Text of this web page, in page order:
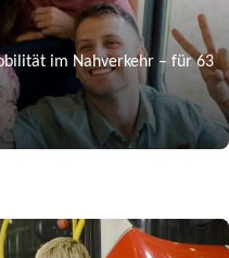
im Nahverkehr – für 63